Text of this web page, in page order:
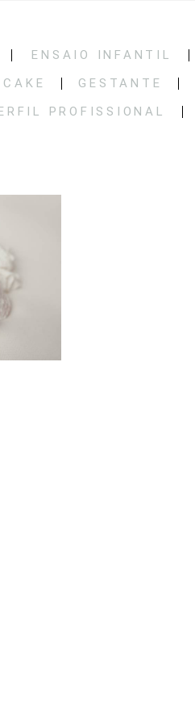
ENSAIO INFANTIL
GESTANTE
PROFISSIONAL